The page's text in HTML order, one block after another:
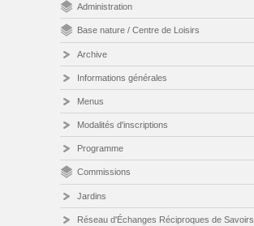
Administration
Base nature / Centre de Loisirs
Archive
Informations générales
Menus
Modalités d'inscriptions
Programme
Commissions
Jardins
Réseau d'Échanges Réciproques de Savoirs